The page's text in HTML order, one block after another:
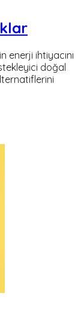
enerji ihtiyacını
doğal